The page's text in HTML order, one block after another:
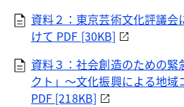
資料２：東京芸術文化評議
けて PDF [30KB]
資料３：社会創造のための
クト」～文化振興による地
PDF [218KB]